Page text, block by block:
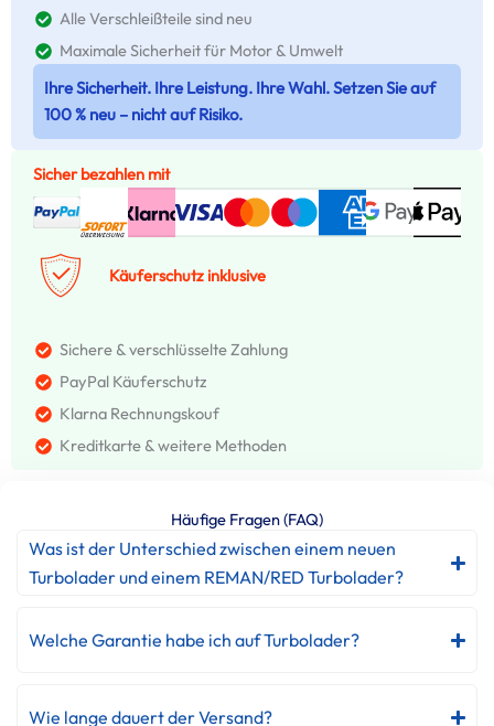
Alle Verschleißteile sind neu
Maximale Sicherheit für Motor & Umwelt
Ihre Sicherheit. Ihre Leistung. Ihre Wahl. Setzen Sie auf
100 % neu – nicht auf Risiko.
Sicher bezahlen mit
Käuferschutz inklusive
Sichere & verschlüsselte Zahlung
PayPal Käuferschutz
Klarna Rechnungskouf
Kreditkarte & weitere Methoden
Häufige Fragen (FAQ)
Was ist der Unterschied zwischen einem neuen
Turbolader und einem REMAN/RED Turbolader?
Welche Garantie habe ich auf Turbolader?
Wie lange dauert der Versand?